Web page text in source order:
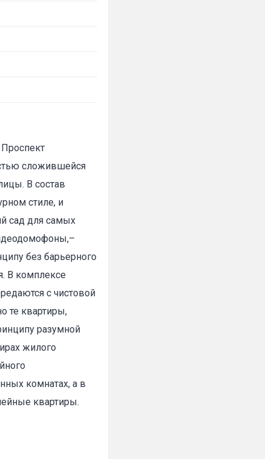
сложившейся
В состав
стиле, и
сад для самых
без барьерного
В комплексе
с чистовой
те квартиры,
разумной
жилого
комнатах, а в
квартиры.